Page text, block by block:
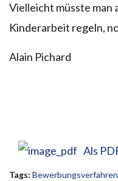
Vielleicht müsste man
Kinderarbeit regeln,
Alain Pichard
Als
Tags: Bewerbungsverfahren